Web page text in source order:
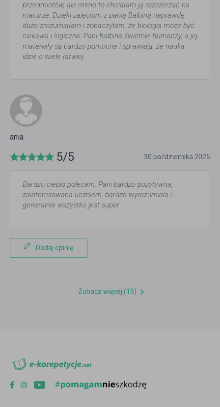
przedmiotów, ale mimo to chciałam ją rozszerzać na
maturze. Dzięki zajęciom z panią Balbiną naprawdę
dużo zrozumiałam i zobaczyłam, że biologia może być
ciekawa i logiczna. Pani Balbina świetnie tłumaczy, a jej
materiały są bardzo pomocne i sprawiają, że nauka
idzie o wiele łatwiej.
ania
5/5 30 października 2025
Bardzo cieplo polecam, Pani bardzo pozytywna,
zainteresowana uczniem, bardzo wyrozumiala i
generalnie wszystko jest super
Dodaj opinię
Zobacz więcej (15)